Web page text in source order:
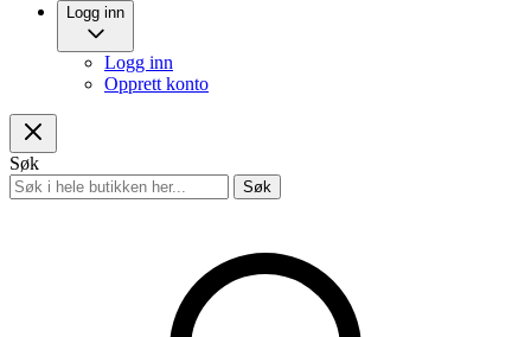
Logg inn
Logg inn
Opprett konto
Søk
Søk